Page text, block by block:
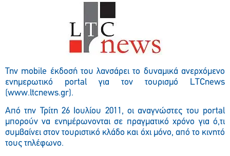
Την mobile έκδοσή του λανσάρει το δυναμικά ανερχόμενο
ενημερωτικό portal για τον τουρισμό LTCnews
(www.ltcnews.gr).
Από την Τρίτη 26 Ιουλίου 2011, οι αναγνώστες του portal
μπορούν να ενημέρωνονται σε πραγματικό χρόνο για ό,τι
συμβαίνει στον τουριστικό κλάδο και όχι μόνο, από το κινητό
τους τηλέφωνο.